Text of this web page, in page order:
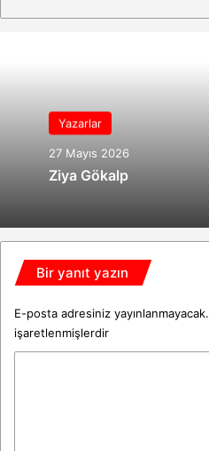
Yazarlar
27 Mayıs 2026
Ziya Gökalp
Bir yanıt yazın
E-posta adresiniz yayınlanmayacak.
işaretlenmişlerdir